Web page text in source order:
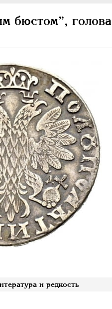
бюстом”, голова
и редкость